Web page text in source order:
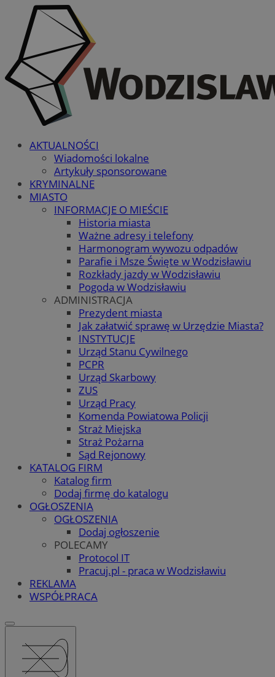
AKTUALNOŚCI
Wiadomości lokalne
Artykuły sponsorowane
KRYMINALNE
MIASTO
INFORMACJE O MIEŚCIE
Historia miasta
Ważne adresy i telefony
Harmonogram wywozu odpadów
Parafie i Msze Święte w Wodzisławiu
Rozkłady jazdy w Wodzisławiu
Pogoda w Wodzisławiu
ADMINISTRACJA
Prezydent miasta
Jak załatwić sprawę w Urzędzie Miasta?
INSTYTUCJE
Urząd Stanu Cywilnego
PCPR
Urząd Skarbowy
ZUS
Urząd Pracy
Komenda Powiatowa Policji
Straż Miejska
Straż Pożarna
Sąd Rejonowy
KATALOG FIRM
Katalog firm
Dodaj firmę do katalogu
OGŁOSZENIA
OGŁOSZENIA
Dodaj ogłoszenie
POLECAMY
Protocol IT
Pracuj.pl - praca w Wodzisławiu
REKLAMA
WSPÓŁPRACA